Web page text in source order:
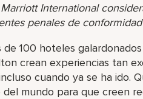
International
penales de
de 100 hoteles
crean experiencias tan
cuando ya se ha ido.
mundo para que creen